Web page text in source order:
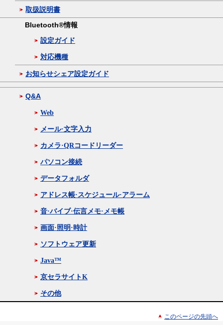
取扱説明書
Bluetooth®情報
設定ガイド
対応機種
お知らせシェア設定ガイド
Q&A
Web
メール·文字入力
カメラ·QRコードリーダー
パソコン接続
データフォルダ
アドレス帳·スケジュール·アラーム
音·バイブ·伝言メモ·メモ帳
画面·照明·時計
ソフトウェア更新
Java™
京セラサイトK
その他
このページの先頭へ